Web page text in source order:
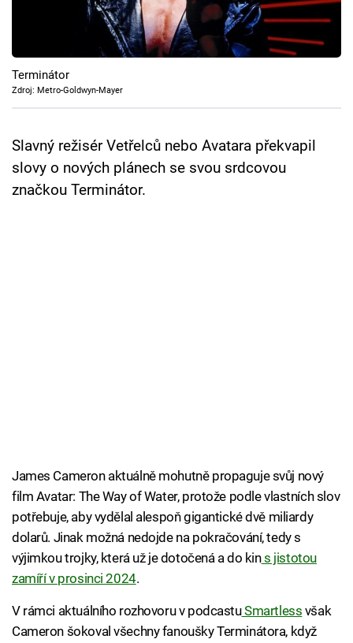
Cool Esport
Pořady
TV Program
Přihlášení
Terminátor
Zdroj: Metro-Goldwyn-Mayer
Slavný režisér Vetřelců nebo Avatara překvapil
slovy o nových plánech se svou srdcovou
značkou Terminátor.
James Cameron aktuálně mohutně propaguje svůj nový
film Avatar: The Way of Water, protože podle vlastních slov
potřebuje, aby vydělal alespoň gigantické dvě miliardy
dolarů. Jinak možná nedojde na pokračování, tedy s
výjimkou trojky, která už je dotočená a do kins jistotou
zamíří v prosinci 2024.
V rámci aktuálního rozhovoru v podcastuSmartless však
Cameron šokoval všechny fanoušky Terminátora, když